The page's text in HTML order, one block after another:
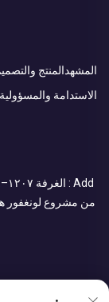
المشهدالمنتج
الاستدامة
من مشروع لونغفور